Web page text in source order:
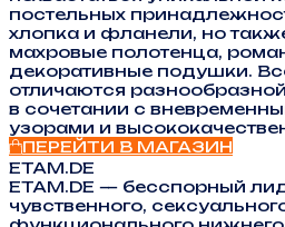
постельных
хлопка и фланели, но
махровые полотенца,
декоративные подушки.
отличаются
в сочетании с
узорами и
ПЕРЕЙТИ В МАГАЗИН
ETAM.DE
ETAM.DE — бесспорный
чувственного,